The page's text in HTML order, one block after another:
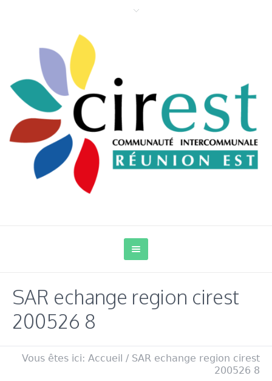
SAR echange region cirest
200526 8
Vous êtes ici: Accueil / SAR echange region cirest
200526 8